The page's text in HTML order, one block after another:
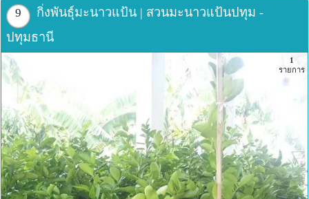
9
กิ่งพันธุ์มะนาวแป้น | สวนมะนาวแป้นปทุม -
ปทุมธานี
1
รายการ